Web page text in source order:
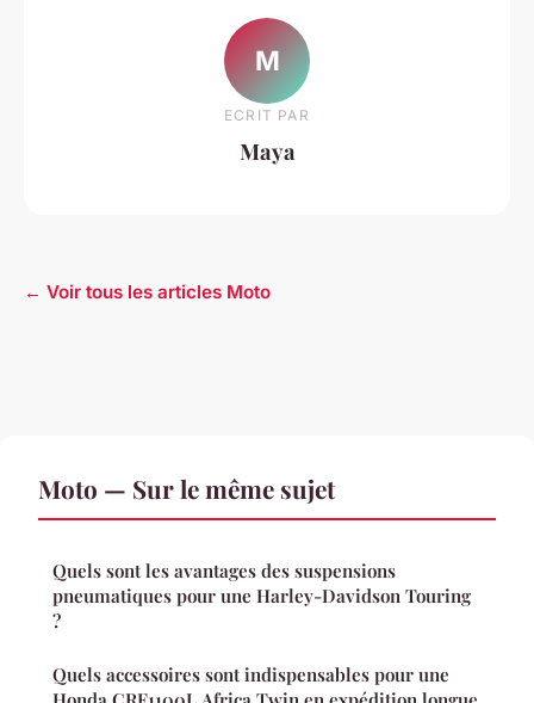
M
ECRIT PAR
Maya
← Voir tous les articles Moto
Moto — Sur le même sujet
Quels sont les avantages des suspensions
pneumatiques pour une Harley-Davidson Touring
?
Quels accessoires sont indispensables pour une